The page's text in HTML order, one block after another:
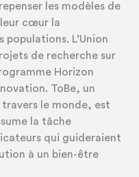
les modèles de
cœur la
L’Union
de recherche sur
Horizon
ToBe, un
le monde, est
la tâche
qui guideraient
à un bien-être